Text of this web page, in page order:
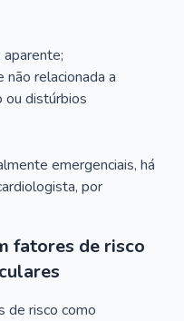
relacionada a
ou distúrbios
emergenciais, há
por
fatores de risco
de risco como